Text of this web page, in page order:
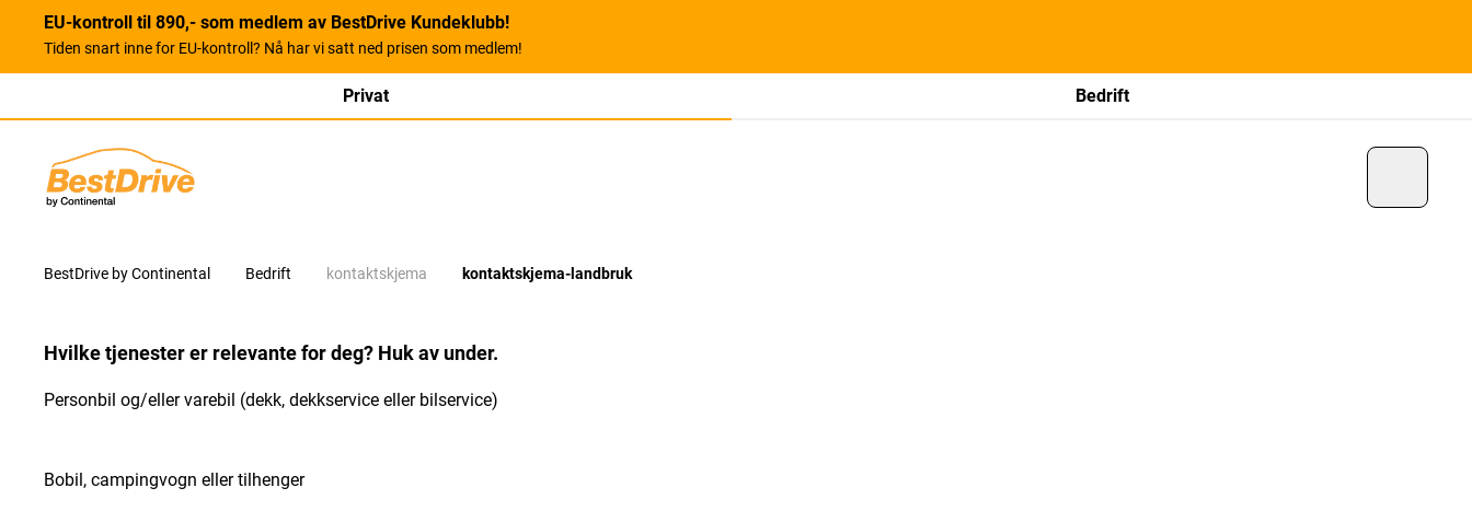
EU-kontroll til 890,- som medlem av BestDrive Kundeklubb!
Tiden snart inne for EU-kontroll? Nå har vi satt ned prisen som medlem!
Privat Bedrift
BestDrive by Continental Bedrift kontaktskjema kontaktskjema-landbruk
Hvilke tjenester er relevante for deg? Huk av under.
Personbil og/eller varebil (dekk, dekkservice eller bilservice)
Bobil, campingvogn eller tilhenger